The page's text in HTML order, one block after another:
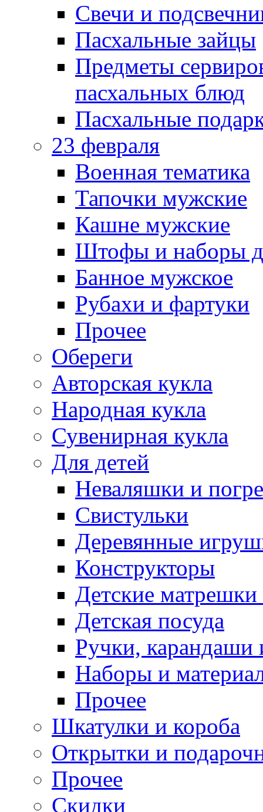
Свечи и
Пасхальные зайцы
Предметы
пасхальных блюд
Пасхальные
23 февраля
Военная тематика
Тапочки мужские
Кашне мужские
Штофы и наборы
Банное мужское
Рубахи и фартуки
Прочее
Обереги
Авторская кукла
Народная кукла
Сувенирная кукла
Для детей
Неваляшки и
Свистульки
Деревянные
Конструкторы
Детские
Детская посуда
Ручки,
Наборы и
Прочее
Шкатулки и короба
Открытки и
Прочее
Скидки